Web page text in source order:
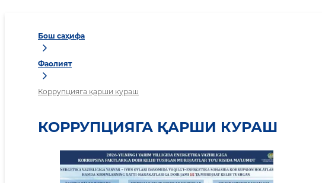
Бош саҳифа
Фаолият
Коррупцияга қарши кураш
КОРРУПЦИЯГА ҚАРШИ КУРАШ